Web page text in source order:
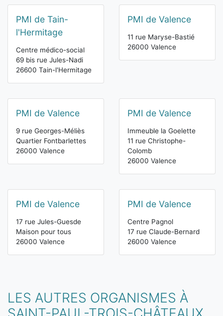
PMI de Tain-
l'Hermitage
Centre médico-social
69 bis rue Jules-Nadi
26600 Tain-l'Hermitage
PMI de Valence
11 rue Maryse-Bastié
26000 Valence
PMI de Valence
9 rue Georges-Méliès
Quartier Fontbarlettes
26000 Valence
PMI de Valence
Immeuble la Goelette
11 rue Christophe-
Colomb
26000 Valence
PMI de Valence
17 rue Jules-Guesde
Maison pour tous
26000 Valence
PMI de Valence
Centre Pagnol
17 rue Claude-Bernard
26000 Valence
LES AUTRES ORGANISMES À